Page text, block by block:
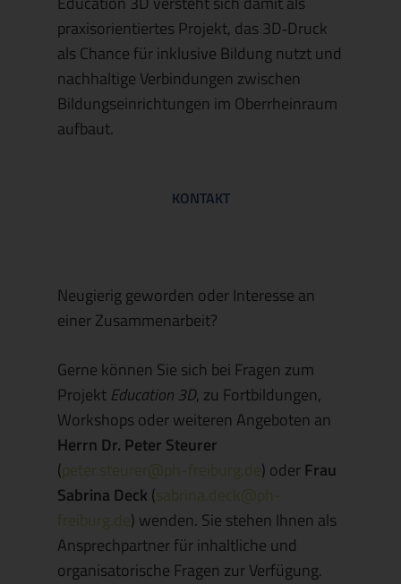
praxisorientiertes Projekt, das 3D‑Druck
als Chance für inklusive Bildung nutzt und
nachhaltige Verbindungen zwischen
Bildungseinrichtungen im Oberrheinraum
aufbaut.
KONTAKT
Neugierig geworden oder Interesse an
einer Zusammenarbeit?
Gerne können Sie sich bei Fragen zum
Projekt Education 3D, zu Fortbildungen,
Workshops oder weiteren Angeboten an
Herrn Dr. Peter Steurer
(peter.steurer@ph-freiburg.de) oderFrau
Sabrina Deck (sabrina.deck@ph-
freiburg.de) wenden. Sie stehen Ihnen als
Ansprechpartner für inhaltliche und
organisatorische Fragen zur Verfügung.